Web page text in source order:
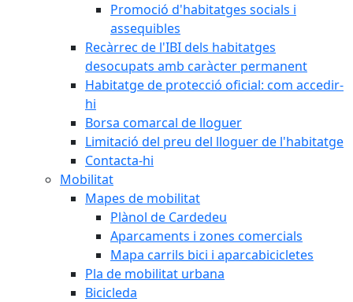
Promoció d'habitatges socials i
assequibles
Recàrrec de l'IBI dels habitatges
desocupats amb caràcter permanent
Habitatge de protecció oficial: com accedir-
hi
Borsa comarcal de lloguer
Limitació del preu del lloguer de l'habitatge
Contacta-hi
Mobilitat
Mapes de mobilitat
Plànol de Cardedeu
Aparcaments i zones comercials
Mapa carrils bici i aparcabicicletes
Pla de mobilitat urbana
Bicicleda